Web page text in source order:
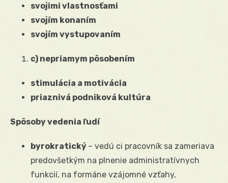
svojimi vlastnosťami
svojím konaním
svojím vystupovaním
c) nepriamym pôsobením
stimulácia a motivácia
priaznivá podniková kultúra
Spôsoby vedenia ľudí
byrokratický – vedú ci pracovník sa zameriava
predovšetkým na plnenie administratívnych
funkcií, na formáne vzájomné vzťahy,